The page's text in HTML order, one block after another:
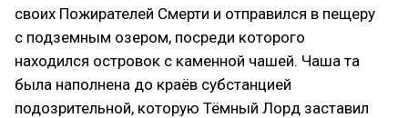
своих Пожирателей Смерти и отправился в пещеру
с подземным озером, посреди которого
находился островок с каменной чашей. Чаша та
была наполнена до краёв субстанцией
подозрительной, которую Тёмный Лорд заставил